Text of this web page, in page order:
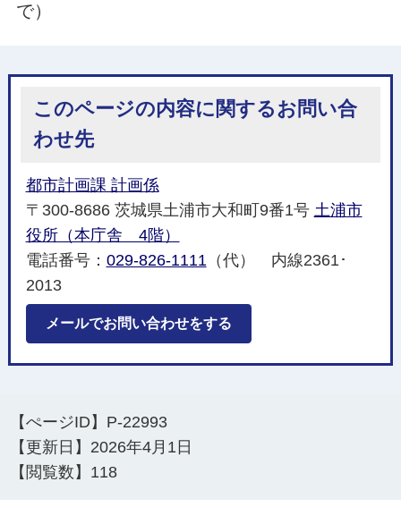
で）
このページの内容に関するお問い合
わせ先
都市計画課 計画係
〒300-8686 茨城県土浦市大和町9番1号 土浦市
役所（本庁舎 4階）
電話番号： 029-826-1111（代） 内線2361･
2013
メールでお問い合わせをする
【ぺージID】 P-22993
【更新日】 2026年4月1日
【閲覧数】 118